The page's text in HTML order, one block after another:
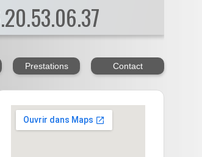
Prestations Contact